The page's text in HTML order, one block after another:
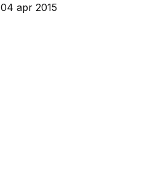
04 apr 2015